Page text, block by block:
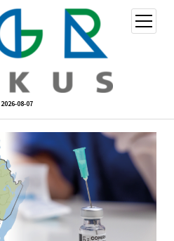
2026-08-07
öppna
meny